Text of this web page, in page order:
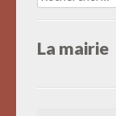
La mairie